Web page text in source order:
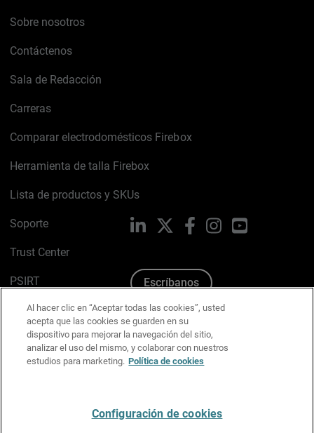
Sobre nosotros
Contáctenos
Sala de Redacción
Carreras
Comparar electrodomésticos Firebox
Herramienta de talla Firebox
Lista de productos y SKUs
Soporte
Trust Center
PSIRT
Política de cookies
Política de privacidad
Kit de medios y marca
LinkedIn FacebookInstagram
Escríbanos
Al hacer clic en “Aceptar todas las cookies”, usted
acepta que las cookies se guarden en su
dispositivo para mejorar la navegación del sitio,
analizar el uso del mismo, y colaborar con nuestros
estudios para marketing. Política de cookies
Configuración de cookies